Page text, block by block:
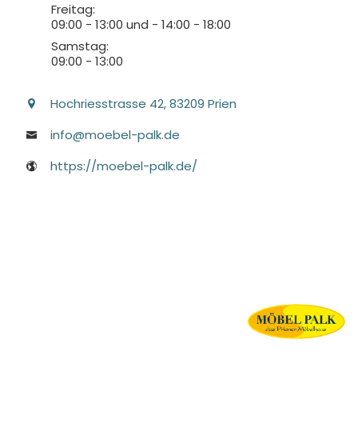
Freitag:
09:00 - 13:00 und - 14:00 - 18:00
Samstag:
09:00 - 13:00
Hochriesstrasse 42, 83209 Prien
info@moebel-palk.de
https://moebel-palk.de/